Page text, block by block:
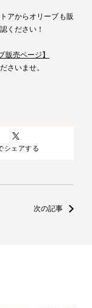
アからオリーブも販
ください！
売ページ】
さいませ。
シェアする
次の記事